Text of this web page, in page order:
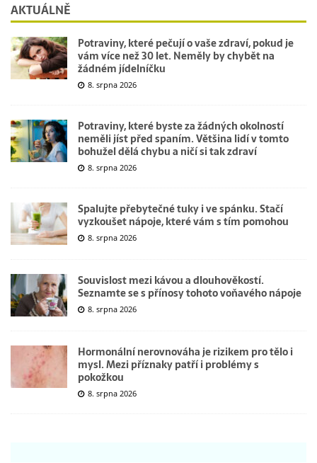
AKTUÁLNĚ
Potraviny, které pečují o vaše zdraví, pokud je
vám více než 30 let. Neměly by chybět na
žádném jídelníčku
8. srpna 2026
Potraviny, které byste za žádných okolností
neměli jíst před spaním. Většina lidí v tomto
bohužel dělá chybu a ničí si tak zdraví
8. srpna 2026
Spalujte přebytečné tuky i ve spánku. Stačí
vyzkoušet nápoje, které vám s tím pomohou
8. srpna 2026
Souvislost mezi kávou a dlouhověkostí.
Seznamte se s přínosy tohoto voňavého nápoje
8. srpna 2026
Hormonální nerovnováha je rizikem pro tělo i
mysl. Mezi příznaky patří i problémy s
pokožkou
8. srpna 2026